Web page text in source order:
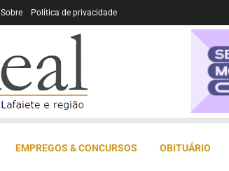
Sobre Política de privacidade
EMPREGOS & CONCURSOS OBITUÁRIO